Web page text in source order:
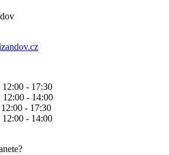
- 17:30
- 14:00
- 17:30
- 14:00